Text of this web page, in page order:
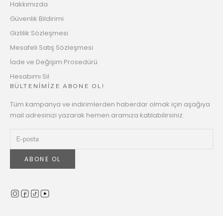
Hakkımızda
Güvenlik Bildirimi
Gizlilik Sözleşmesi
Mesafeli Satış Sözleşmesi
İade ve Değişim Prosedürü
Hesabımı Sil
BÜLTENİMİZE ABONE OL!
Tüm kampanya ve indirimlerden haberdar olmak için aşağıya
mail adresinizi yazarak hemen aramıza katılabilirsiniz.
ABONE OL